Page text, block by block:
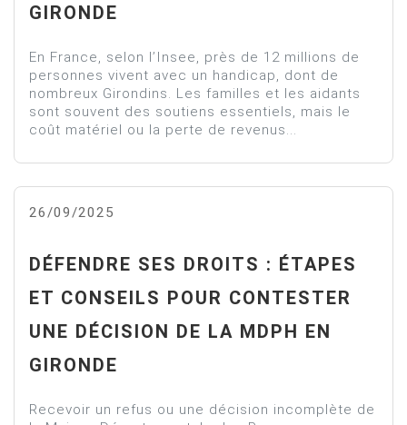
GIRONDE
En France, selon l’Insee, près de 12 millions de
personnes vivent avec un handicap, dont de
nombreux Girondins. Les familles et les aidants
sont souvent des soutiens essentiels, mais le
coût matériel ou la perte de revenus...
26/09/2025
DÉFENDRE SES DROITS : ÉTAPES
ET CONSEILS POUR CONTESTER
UNE DÉCISION DE LA MDPH EN
GIRONDE
Recevoir un refus ou une décision incomplète de